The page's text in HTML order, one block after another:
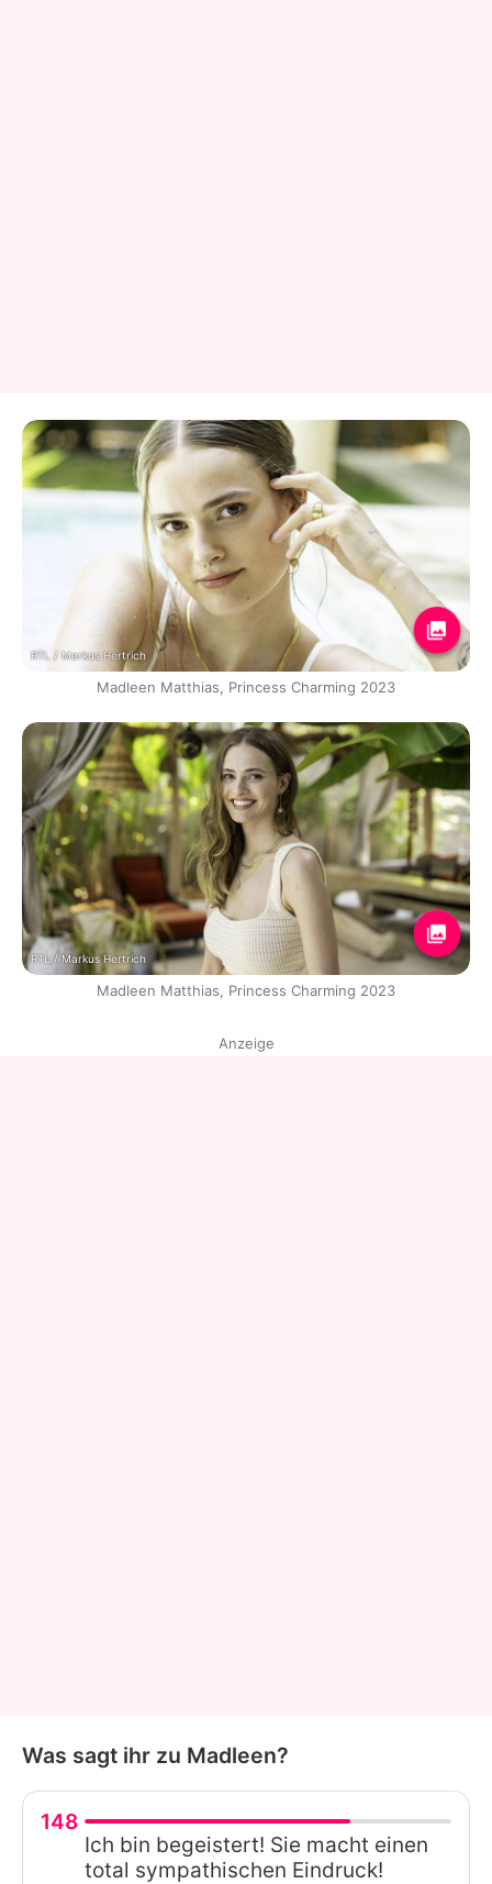
RTL / Markus Hertrich
Madleen Matthias, Princess Charming 2023
RTL / Markus Hertrich
Madleen Matthias, Princess Charming 2023
Anzeige
Was sagt ihr zu Madleen?
148
Ich bin begeistert! Sie macht einen
total sympathischen Eindruck!